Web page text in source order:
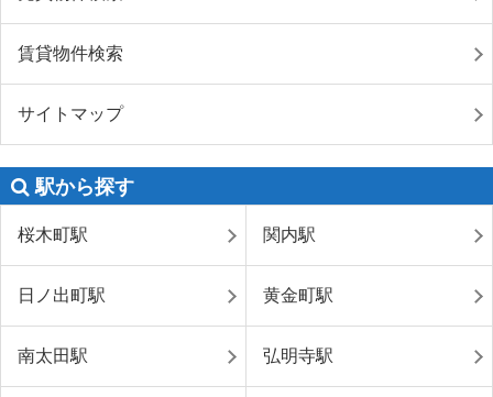
賃貸物件検索
サイトマップ
駅から探す
桜木町駅 関内駅
日ノ出町駅 黄金町駅
南太田駅 弘明寺駅